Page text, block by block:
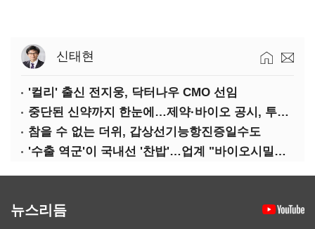
신태현
'컬리' 출신 전지웅, 닥터나우 CMO 선임
중단된 신약까지 한눈에…제약·바이오 공시, 투명해진다
참을 수 없는 더위, 갑상선기능항진증일수도
'수출 역군'이 국내선 '찬밥'…업계 "바이오시밀러 인센티브 다각화 필요"
뉴스리듬